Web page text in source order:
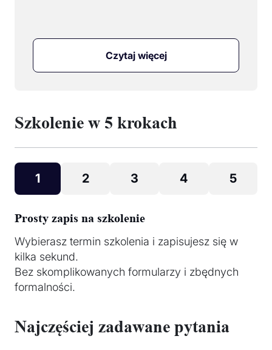
Czytaj więcej
Szkolenie w 5 krokach
1 2 3 4 5
Prosty zapis na szkolenie
Wybierasz termin szkolenia i zapisujesz się w
kilka sekund.
Bez skomplikowanych formularzy i zbędnych
formalności.
Najczęściej zadawane pytania